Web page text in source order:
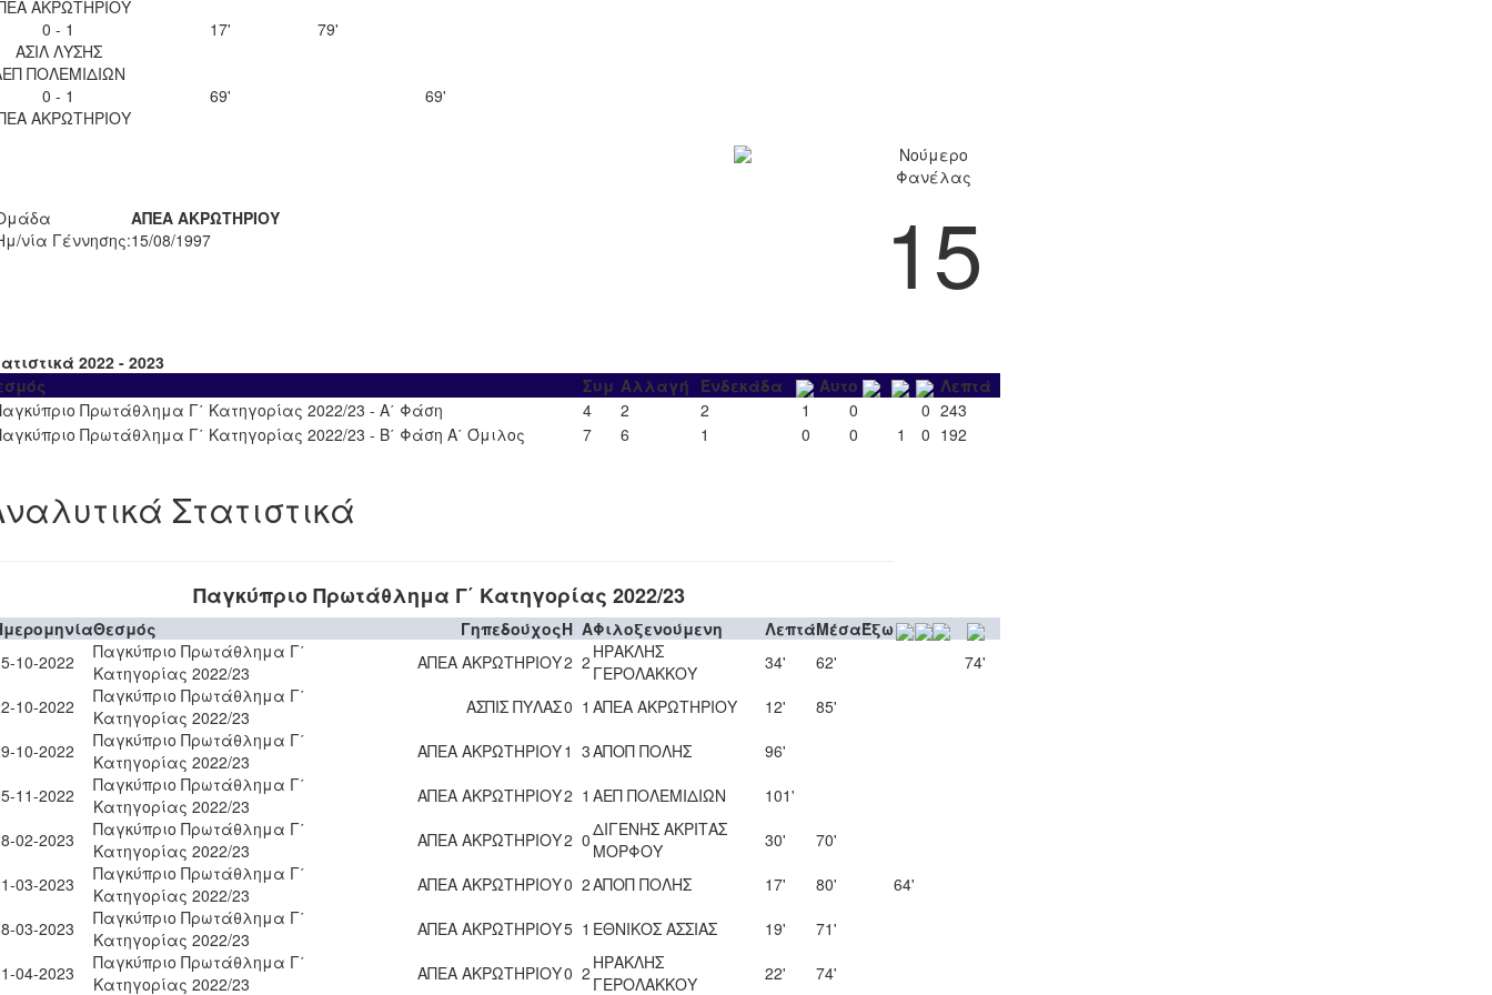
ΑΚΡΩΤΗΡΙΟΥ
0 - 1
ΑΣΙΛ ΛΥΣΗΣ
17'
79'
ΠΟΛΕΜΙΔΙΩΝ
0 - 1
ΑΚΡΩΤΗΡΙΟΥ
69' 69'
ΑΠΕΑ ΑΚΡΩΤΗΡΙΟΥ
νία Γέννησης:15/08/1997
Νούμερο
Φανέλας
15
2022 - 2023
Συμ Αλλαγή Ενδεκάδα Αυτο
Λεπτά
Πρωτάθλημα Γ΄ Κατηγορίας 2022/23 - Α΄ Φάση
4 2 2 1 0 0 243
Πρωτάθλημα Γ΄ Κατηγορίας 2022/23 - Β΄ Φάση Α΄ Όμιλος
7 6 1 0 0 1 0 192
Στατιστικά
Παγκύπριο Πρωτάθλημα Γ΄ Κατηγορίας 2022/23
Θεσμός ΓηπεδούχοςH AΦιλοξενούμενη ΛεπτάΜέσαΈξω
10-2022
Παγκύπριο Πρωτάθλημα Γ΄
Κατηγορίας 2022/23
ΑΠΕΑ ΑΚΡΩΤΗΡΙΟΥ2 2 ΗΡΑΚΛΗΣ
ΓΕΡΟΛΑΚΚΟΥ
34' 62'
74'
10-2022
Παγκύπριο Πρωτάθλημα Γ΄
Κατηγορίας 2022/23
ΑΣΠΙΣ ΠΥΛΑΣ0 1 ΑΠΕΑ ΑΚΡΩΤΗΡΙΟΥ 12'
85'
10-2022
Παγκύπριο Πρωτάθλημα Γ΄
Κατηγορίας 2022/23
ΑΠΕΑ ΑΚΡΩΤΗΡΙΟΥ1 3ΑΠΟΠ ΠΟΛΗΣ
96'
11-2022
Παγκύπριο Πρωτάθλημα Γ΄
Κατηγορίας 2022/23
ΑΠΕΑ ΑΚΡΩΤΗΡΙΟΥ2 1 ΑΕΠ ΠΟΛΕΜΙΔΙΩΝ
101'
02-2023
Παγκύπριο Πρωτάθλημα Γ΄
Κατηγορίας 2022/23
ΑΠΕΑ ΑΚΡΩΤΗΡΙΟΥ2 0ΔΙΓΕΝΗΣ ΑΚΡΙΤΑΣ
ΜΟΡΦΟΥ
30'
70'
03-2023
Παγκύπριο Πρωτάθλημα Γ΄
Κατηγορίας 2022/23
ΑΠΕΑ ΑΚΡΩΤΗΡΙΟΥ0 2ΑΠΟΠ ΠΟΛΗΣ 17' 80'
64'
03-2023
Παγκύπριο Πρωτάθλημα Γ΄
Κατηγορίας 2022/23
ΑΠΕΑ ΑΚΡΩΤΗΡΙΟΥ5 1 ΕΘΝΙΚΟΣ ΑΣΣΙΑΣ 19'
71'
04-2023
Παγκύπριο Πρωτάθλημα Γ΄
Κατηγορίας 2022/23
ΑΠΕΑ ΑΚΡΩΤΗΡΙΟΥ0 2 ΗΡΑΚΛΗΣ
ΓΕΡΟΛΑΚΚΟΥ
22' 74'